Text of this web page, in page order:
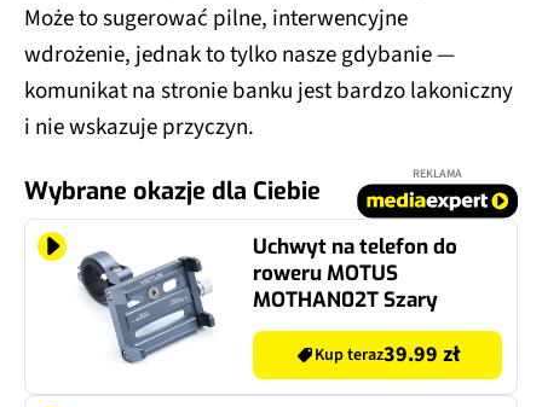
Może to sugerować pilne, interwencyjne
wdrożenie, jednak to tylko nasze gdybanie —
komunikat na stronie banku jest bardzo lakoniczny
i nie wskazuje przyczyn.
Wybrane okazje dla Ciebie
REKLAMA
Uchwyt na telefon do
roweru MOTUS
MOTHAN02T Szary
Kup teraz39.99 zł